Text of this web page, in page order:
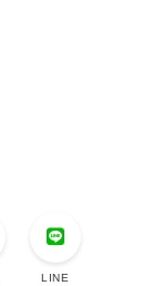
LINE